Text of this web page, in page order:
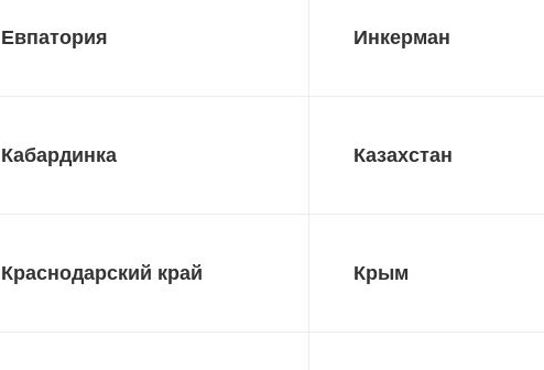
Евпатория Инкерман
Кабардинка Казахстан
Краснодарский край Крым